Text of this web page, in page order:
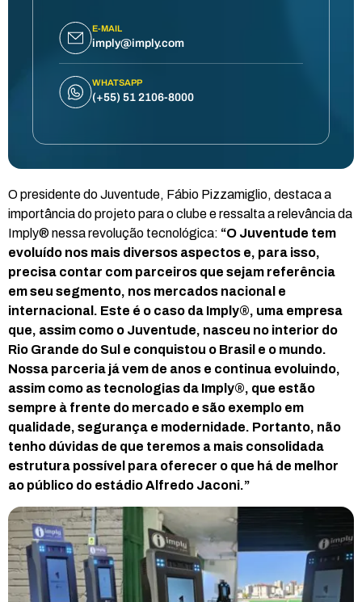
E-MAIL
imply@imply.com
WHATSAPP
(+55) 51 2106-8000
O presidente do Juventude, Fábio Pizzamiglio, destaca a
importância do projeto para o clube e ressalta a relevância da
Imply® nessa revolução tecnológica: “O Juventude tem
evoluído nos mais diversos aspectos e, para isso,
precisa contar com parceiros que sejam referência
em seu segmento, nos mercados nacional e
internacional. Este é o caso da Imply®, uma empresa
que, assim como o Juventude, nasceu no interior do
Rio Grande do Sul e conquistou o Brasil e o mundo.
Nossa parceria já vem de anos e continua evoluindo,
assim como as tecnologias da Imply®, que estão
sempre à frente do mercado e são exemplo em
qualidade, segurança e modernidade. Portanto, não
tenho dúvidas de que teremos a mais consolidada
estrutura possível para oferecer o que há de melhor
ao público do estádio Alfredo Jaconi.”